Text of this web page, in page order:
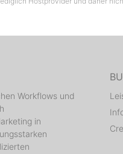
Workflows und
in